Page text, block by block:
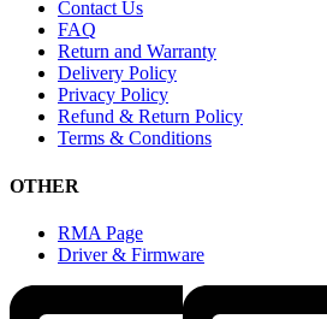
Contact Us
FAQ
Return and Warranty
Delivery Policy
Privacy Policy
Refund & Return Policy
Terms & Conditions
OTHER
RMA Page
Driver & Firmware